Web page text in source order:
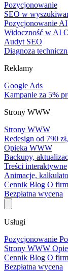
Pozycjonowanie
SEO w
Pozycjonowanie AI
Widoczność w AI
Audyt SEO
Diagnoza
Reklamy
Google Ads
Kampanie za 5%
Strony WWW
Strony WWW
Redesign od 790
Opieka WWW
Backupy,
Treści interaktywne
Animacje,
Cennik Blog O
Bezpłatna wycena
Usługi
Pozycjonowanie
Strony WWW
Cennik Blog O
Bezpłatna wycena